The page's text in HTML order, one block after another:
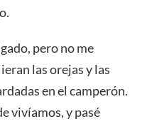
pero no me
las orejas y las
en el camperón.
vivíamos, y pasé